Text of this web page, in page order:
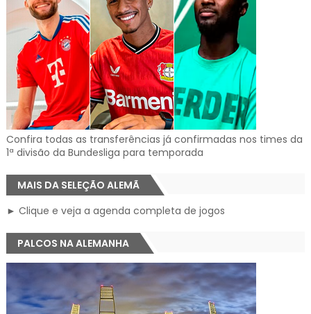
Confira todas as transferências já confirmadas nos times da
1ª divisão da Bundesliga para temporada
MAIS DA SELEÇÃO ALEMÃ
► Clique e veja a agenda completa de jogos
PALCOS NA ALEMANHA